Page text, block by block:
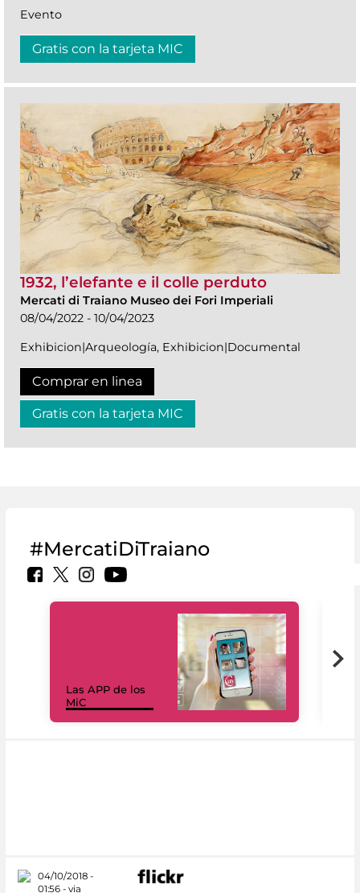
Evento
Gratis con la tarjeta MIC
1932, l’elefante e il colle perduto
Mercati di Traiano Museo dei Fori Imperiali
08/04/2022 - 10/04/2023
Exhibicion|Arqueología, Exhibicion|Documental
Comprar en linea
Gratis con la tarjeta MIC
#MercatiDiTraiano
Las APP de los
MiC